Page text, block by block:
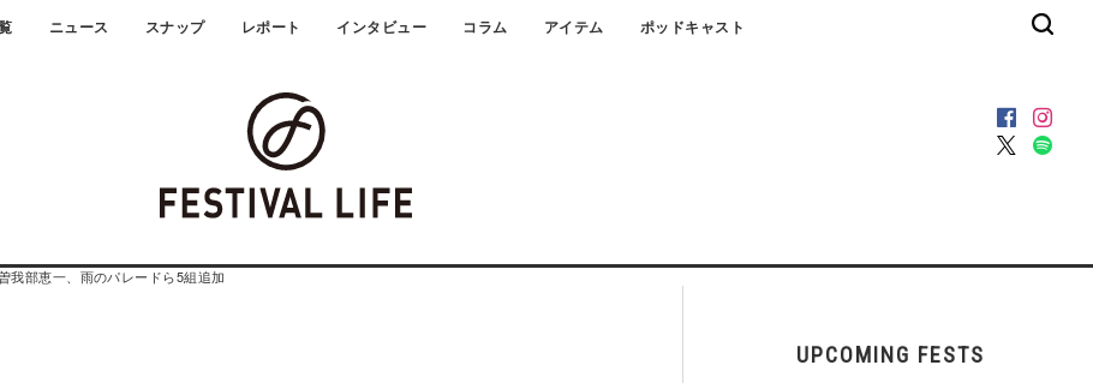
ニュース スナップ レポート インタビュー コラム アイテム ポッドキャスト
我部恵一、雨のパレードら5組追加
UPCOMING FESTS